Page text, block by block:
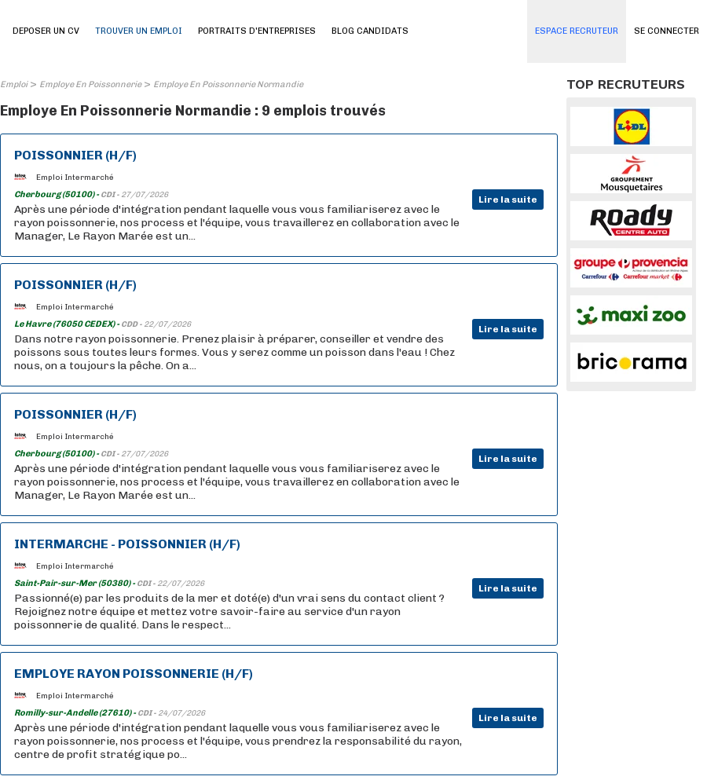
SE CONNECTER
DEPOSER UN CV TROUVER UN EMPLOI PORTRAITS D'ENTREPRISES BLOG CANDIDATS ESPACE RECRUTEUR
Emploi> Employe En Poissonnerie> Employe En Poissonnerie Normandie
Employe En Poissonnerie Normandie : 9 emplois trouvés
POISSONNIER (H/F)
Emploi Intermarché
Cherbourg (50100) -CDI - 27/07/2026 Lire la suite
Après une période d'intégration pendant laquelle vous vous familiariserez avec le
rayon poissonnerie, nos process et l'équipe, vous travaillerez en collaboration avec le
Manager, Le Rayon Marée est un...
POISSONNIER (H/F)
Emploi Intermarché
Le Havre (76050 CEDEX) -CDD - 22/07/2026 Lire la suite
Dans notre rayon poissonnerie. Prenez plaisir à préparer, conseiller et vendre des
poissons sous toutes leurs formes. Vous y serez comme un poisson dans l'eau ! Chez
nous, on a toujours la pêche. On a...
POISSONNIER (H/F)
Emploi Intermarché
Cherbourg (50100) -CDI - 27/07/2026 Lire la suite
Après une période d'intégration pendant laquelle vous vous familiariserez avec le
rayon poissonnerie, nos process et l'équipe, vous travaillerez en collaboration avec le
Manager, Le Rayon Marée est un...
INTERMARCHE - POISSONNIER (H/F)
Emploi Intermarché
Saint-Pair-sur-Mer (50380) -CDI - 22/07/2026 Lire la suite
Passionné(e) par les produits de la mer et doté(e) d'un vrai sens du contact client ?
Rejoignez notre équipe et mettez votre savoir-faire au service d'un rayon
poissonnerie de qualité. Dans le respect...
EMPLOYE RAYON POISSONNERIE (H/F)
Emploi Intermarché
Romilly-sur-Andelle (27610) -CDI - 24/07/2026 Lire la suite
Après une période d'intégration pendant laquelle vous vous familiariserez avec le
rayon poissonnerie, nos process et l'équipe, vous prendrez la responsabilité du rayon,
centre de profit stratégique po...
TOP RECRUTEURS